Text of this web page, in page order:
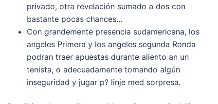
privado, otra revelación sumado a dos con
bastante pocas chances…
Con grandemente presencia sudamericana, los
angeles Primera y los angeles segunda Ronda
podran traer apuestas durante aliento an un
tenista, o adecuadamente tomando algún
inseguridad y jugar p? linje med sorpresa.